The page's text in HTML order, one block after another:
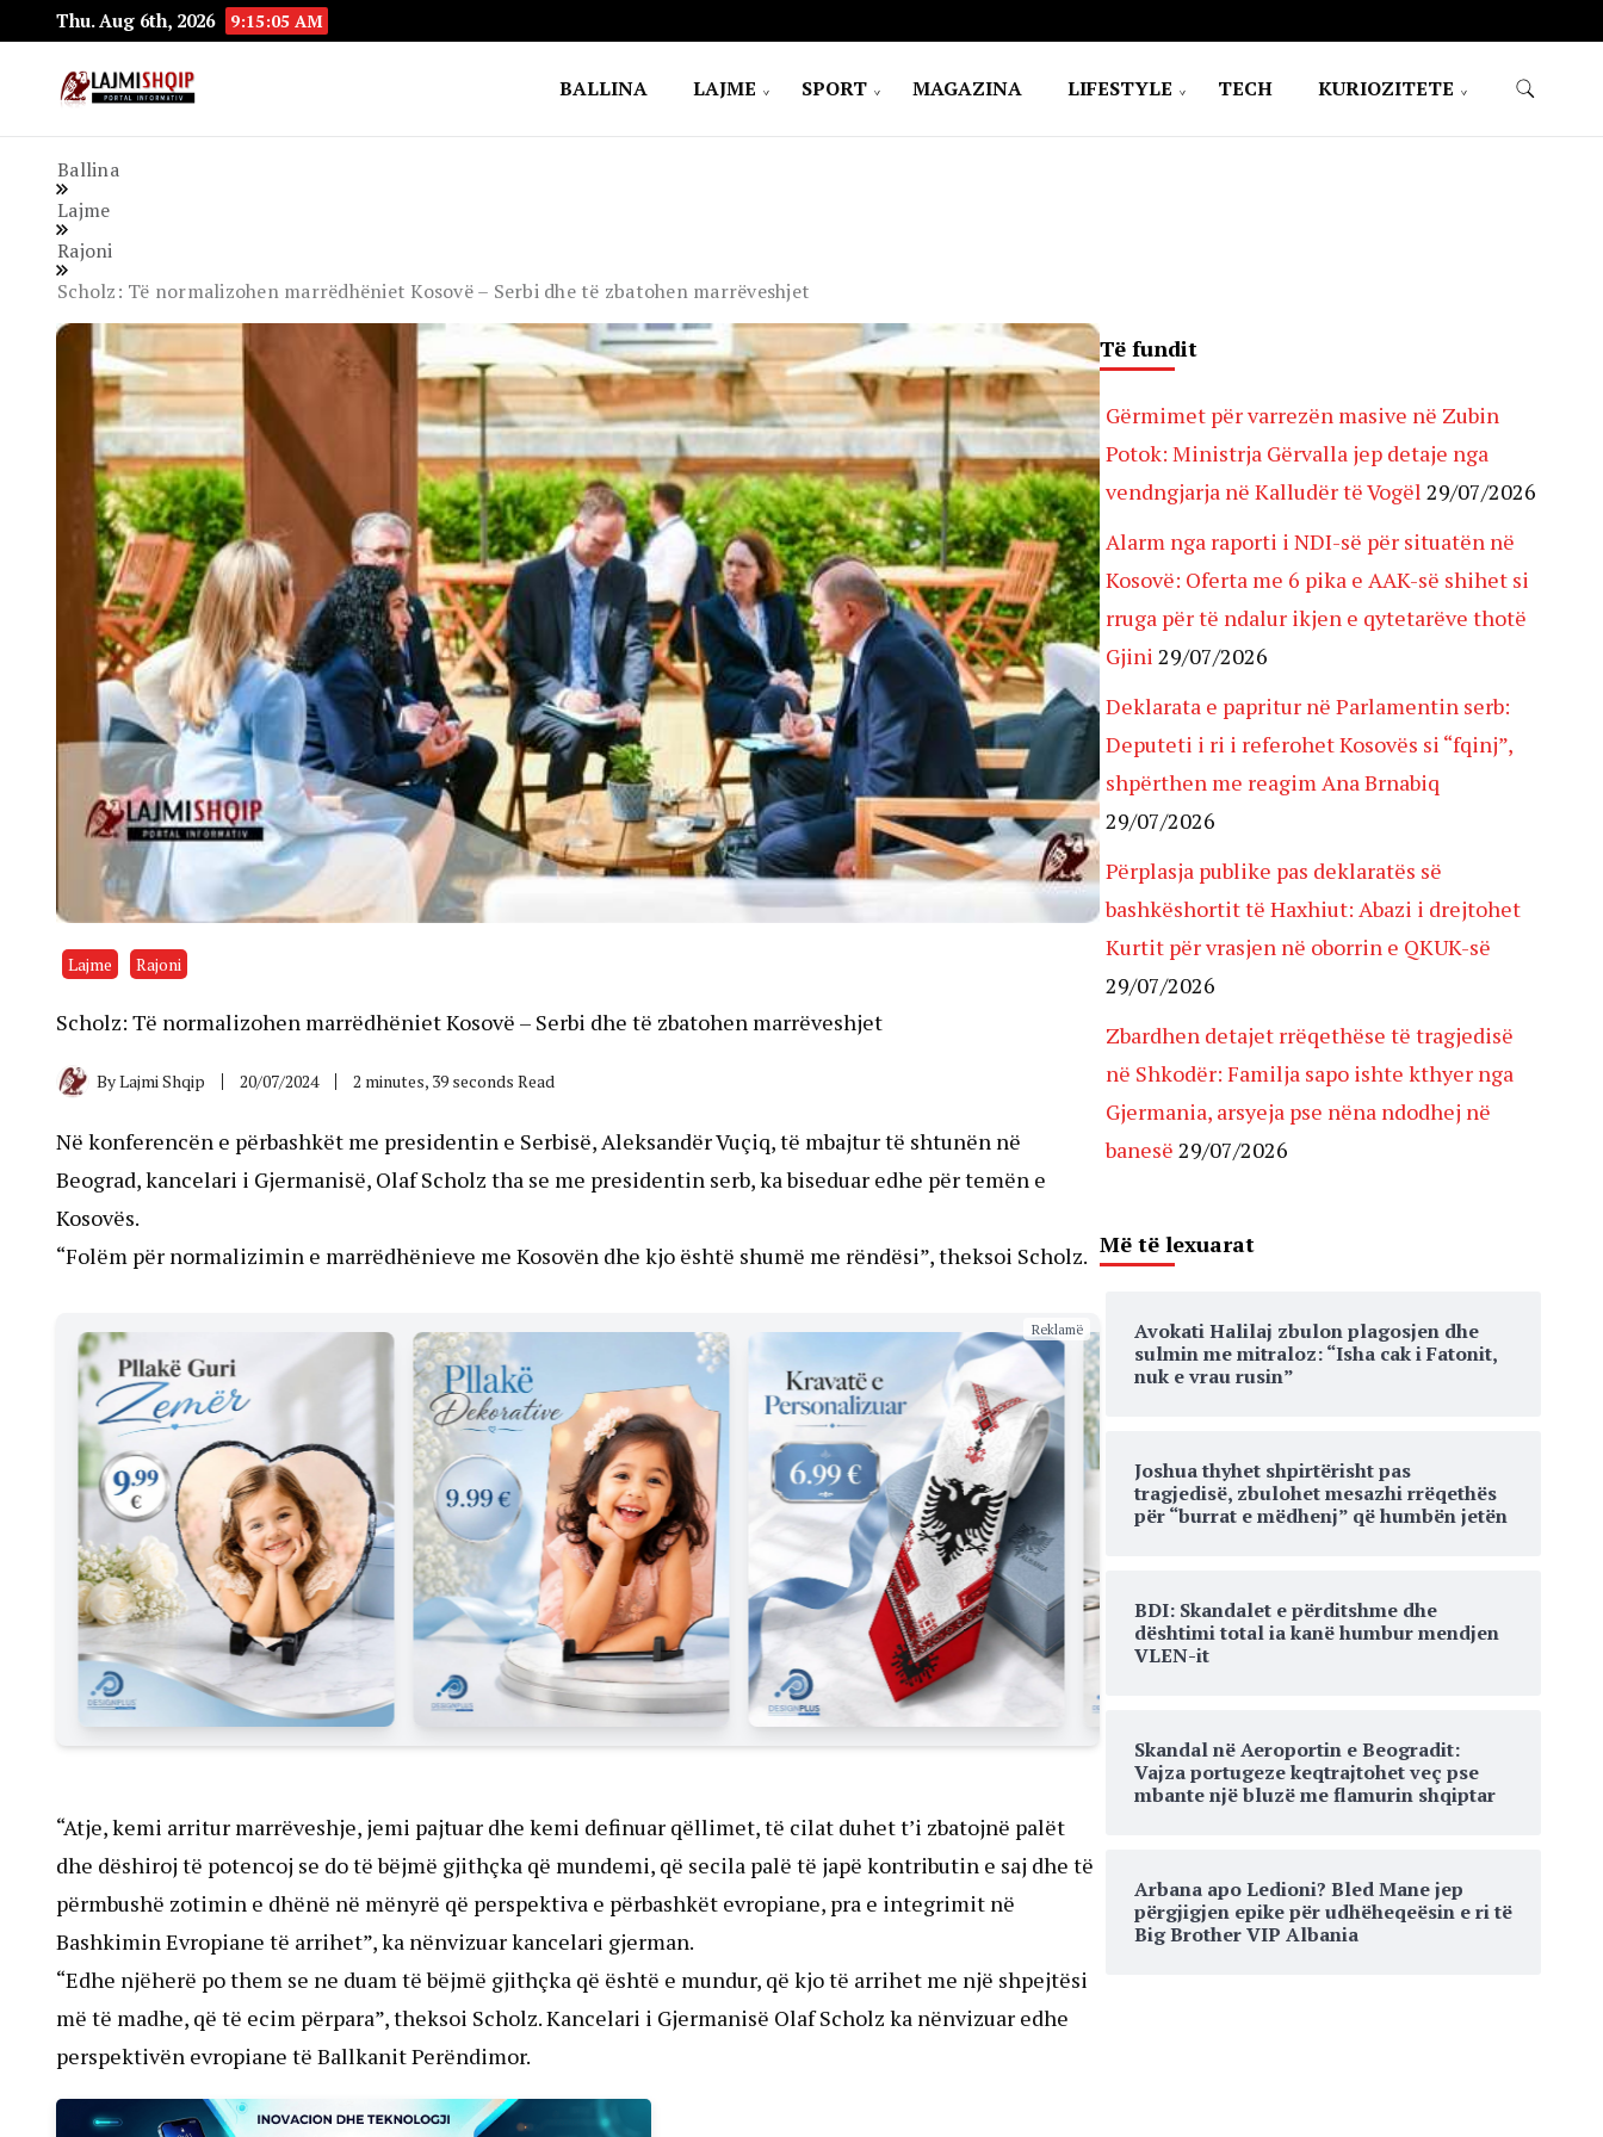
Thu. Aug 6th, 2026 9:15:06 AM
BALLINA LAJME SPORT MAGAZINA LIFESTYLE TECH KURIOZITETE
Ballina
Lajme
Rajoni
Scholz: Të normalizohen marrëdhëniet Kosovë – Serbi dhe të zbatohen marrëveshjet
Lajme Rajoni
Scholz: Të normalizohen marrëdhëniet Kosovë – Serbi dhe të zbatohen marrëveshjet
ByLajmi Shqip 20/07/2024 2 minutes, 39 seconds Read
Në konferencën e përbashkët me presidentin e Serbisë, Aleksandër Vuçiq, të mbajtur të shtunën në
Beograd, kancelari i Gjermanisë, Olaf Scholz tha se me presidentin serb, ka biseduar edhe për temën e
Kosovës.
“Folëm për normalizimin e marrëdhënieve me Kosovën dhe kjo është shumë me rëndësi”, theksoi Scholz.
Reklamë
“Atje, kemi arritur marrëveshje, jemi pajtuar dhe kemi definuar qëllimet, të cilat duhet t’i zbatojnë palët
dhe dëshiroj të potencoj se do të bëjmë gjithçka që mundemi, që secila palë të japë kontributin e saj dhe të
përmbushë zotimin e dhënë në mënyrë që perspektiva e përbashkët evropiane, pra e integrimit në
Bashkimin Evropiane të arrihet”, ka nënvizuar kancelari gjerman.
“Edhe njëherë po them se ne duam të bëjmë gjithçka që është e mundur, që kjo të arrihet me një shpejtësi
më të madhe, që të ecim përpara”, theksoi Scholz. Kancelari i Gjermanisë Olaf Scholz ka nënvizuar edhe
perspektivën evropiane të Ballkanit Perëndimor.
Të fundit
Gërmimet për varrezën masive në Zubin
Potok: Ministrja Gërvalla jep detaje nga
vendngjarja në Kalludër të Vogël 29/07/2026
Alarm nga raporti i NDI-së për situatën në
Kosovë: Oferta me 6 pika e AAK-së shihet si
rruga për të ndalur ikjen e qytetarëve thotë
Gjini 29/07/2026
Deklarata e papritur në Parlamentin serb:
Deputeti i ri i referohet Kosovës si “fqinj”,
shpërthen me reagim Ana Brnabiq
29/07/2026
Përplasja publike pas deklaratës së
bashkëshortit të Haxhiut: Abazi i drejtohet
Kurtit për vrasjen në oborrin e QKUK-së
29/07/2026
Zbardhen detajet rrëqethëse të tragjedisë
në Shkodër: Familja sapo ishte kthyer nga
Gjermania, arsyeja pse nëna ndodhej në
banesë 29/07/2026
Më të lexuarat
Avokati Halilaj zbulon plagosjen dhe
sulmin me mitraloz: “Isha cak i Fatonit,
nuk e vrau rusin”
Joshua thyhet shpirtërisht pas
tragjedisë, zbulohet mesazhi rrëqethës
për “burrat e mëdhenj” që humbën jetën
BDI: Skandalet e përditshme dhe
dështimi total ia kanë humbur mendjen
VLEN-it
Skandal në Aeroportin e Beogradit:
Vajza portugeze keqtrajtohet veç pse
mbante një bluzë me flamurin shqiptar
Arbana apo Ledioni? Bled Mane jep
përgjigjen epike për udhëheqeësin e ri të
Big Brother VIP Albania